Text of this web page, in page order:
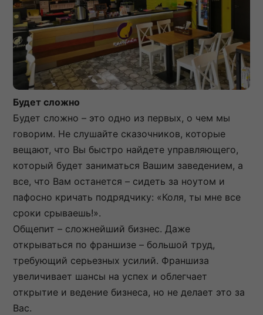
Будет сложно
Будет сложно – это одно из первых, о чем мы
говорим. Не слушайте сказочников, которые
вещают, что Вы быстро найдете управляющего,
который будет заниматься Вашим заведением, а
все, что Вам останется – сидеть за ноутом и
пафосно кричать подрядчику: «Коля, ты мне все
сроки срываешь!».
Общепит – сложнейший бизнес. Даже
открываться по франшизе – большой труд,
требующий серьезных усилий. Франшиза
увеличивает шансы на успех и облегчает
открытие и ведение бизнеса, но не делает это за
Вас.